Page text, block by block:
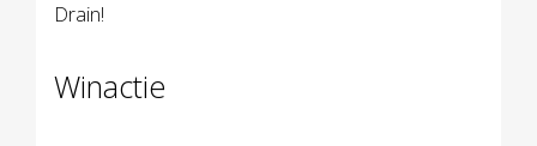
Drain!
Winactie